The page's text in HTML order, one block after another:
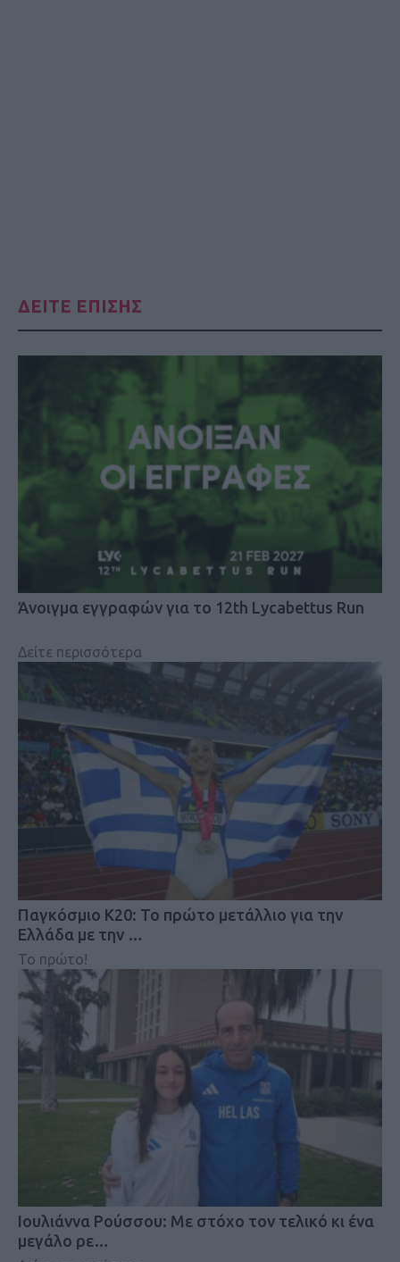
ΔΕΙΤΕ ΕΠΙΣΗΣ
Άνοιγμα εγγραφών για το 12th Lycabettus Run
Δείτε περισσότερα
Παγκόσμιο Κ20: Το πρώτο μετάλλιο για την
Ελλάδα με την …
Το πρώτο!
Iουλιάννα Ρούσσου: Με στόχο τον τελικό κι ένα
μεγάλο ρε…